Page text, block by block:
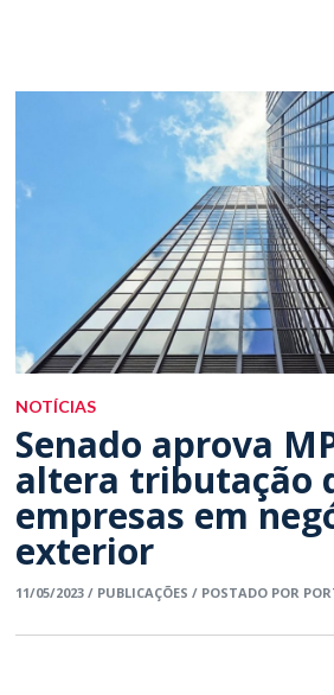
NOTÍCIAS
Senado aprova
altera tributação
empresas em
exterior
11/05/2023 / PUBLICAÇÕES / POSTADO POR